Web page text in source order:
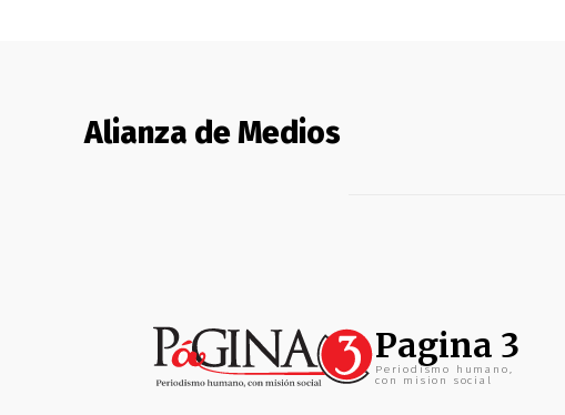
Alianza de Medios
Pagina 3
Periodismo humano,
con mision social